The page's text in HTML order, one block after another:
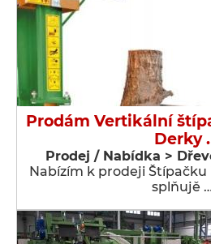
Prodám Vertikální
Derky .
Prodej / Nabídka >
Nabízím k prodeji
splňujě